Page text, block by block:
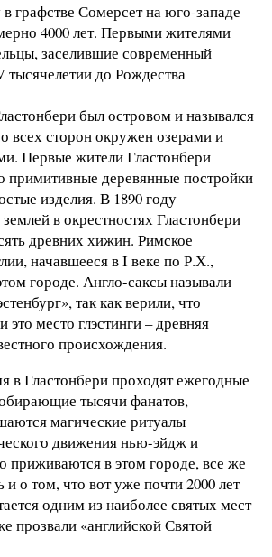
графстве Сомерсет на юго-западе
4000 лет. Первыми жителями
заселившие современный
до Рождества
был островом и назывался
всех сторон окружен озерами и
Первые жители Гластонбери
примитивные деревянные постройки
изделия. В 1890 году
в окрестностях Гластонбери
древних хижин. Римское
начавшееся в I веке по Р.Х.,
городе. Англо-саксы называли
так как верили, что
это место глэстинги – древняя
происхождения.
в Гластонбери проходят ежегодные
тысячи фанатов,
магические ритуалы
движения нью-эйдж и
приживаются в этом городе, все же
и о том, что вот уже почти 2000 лет
одним из наиболее святых мест
прозвали «английской Святой